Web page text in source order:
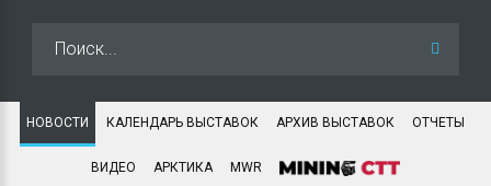
НОВОСТИ КАЛЕНДАРЬ ВЫСТАВОК АРХИВ ВЫСТАВОК ОТЧЕТЫ
ВИДЕО АРКТИКА MWR